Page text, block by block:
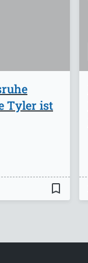
Tyler ist
bookmark_border